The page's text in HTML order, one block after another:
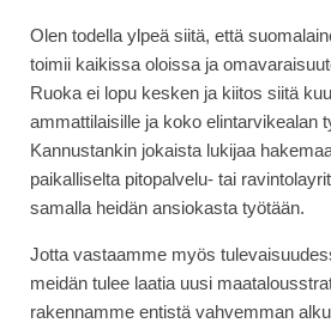
Olen todella ylpeä siitä, että
toimii kaikissa oloissa ja
Ruoka ei lopu kesken ja kiitos siitä
ammattilaisille ja koko elintarvikealan
Kannustankin jokaista lukijaa
paikalliselta pitopalvelu- tai
samalla heidän ansiokasta työtään.
Jotta vastaamme myös
meidän tulee laatia uusi
rakennamme entistä vahvemman